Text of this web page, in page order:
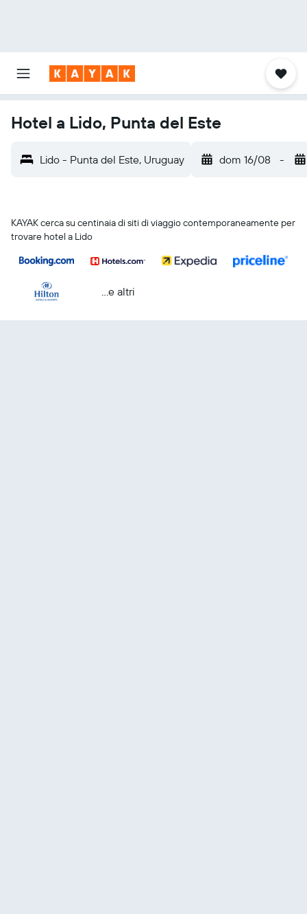
Hotel a Lido, Punta del Este
Lido - Punta del Este, Uruguay dom 16/08 -
KAYAK cerca su centinaia di siti di viaggio contemporaneamente per
trovare hotel a Lido
...e altri